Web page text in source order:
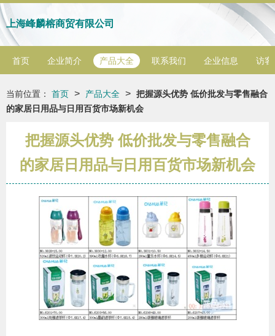
上海峰麟榕商贸有限公司
首页 企业简介 产品大全 联系我们 企业信息 访客
当前位置： 首页 > 产品大全 > 把握源头优势 低价批发与零售融合
的家居日用品与日用百货市场新机会
把握源头优势 低价批发与零售融合
的家居日用品与日用百货市场新机会